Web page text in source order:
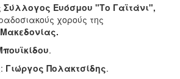
Ευόσμου "Το Γαϊτάνι",
χορούς της
Μακεδονίας.
.
Γιώργος Πολακτσίδης.